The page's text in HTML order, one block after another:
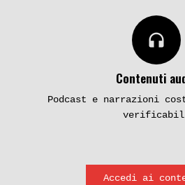
headphones
Contenuti
Podcast e narrazioni
Accedi ai